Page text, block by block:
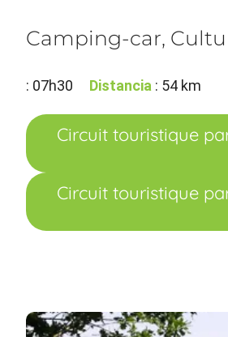
Camping-car,
: 07h30 Distancia : 54 km
Circuit touristique
Circuit touristique